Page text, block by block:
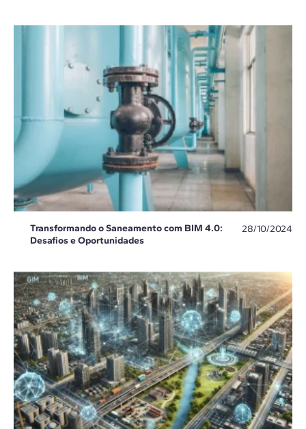
Transformando o Saneamento com BIM 4.0:
Desafios e Oportunidades
28/10/2024